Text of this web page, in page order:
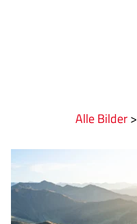
Alle Bilder>